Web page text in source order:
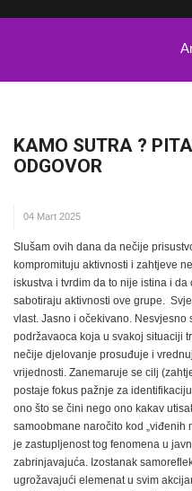
KAMO SUTRA ?
ODGOVOR
04 Mart 2025
Slušam ovih dana da nečije
kompromituju aktivnosti i zahtjeve
iskustva i tvrdim da to nije istina i
sabotiraju aktivnosti ove grupe.
vlast. Jasno i očekivano. Nesvjesno
podržavaoca koja u svakoj situaciji
nečije djelovanje prosuđuje i
vrijednosti. Zanemaruje se cilj
postaje fokus pažnje za
ono što se čini nego ono kakav
samoobmane naročito kod „viđenih
je zastupljenost tog fenomena u
zabrinjavajuća. Izostanak
ugrožavajući elemenat u svim